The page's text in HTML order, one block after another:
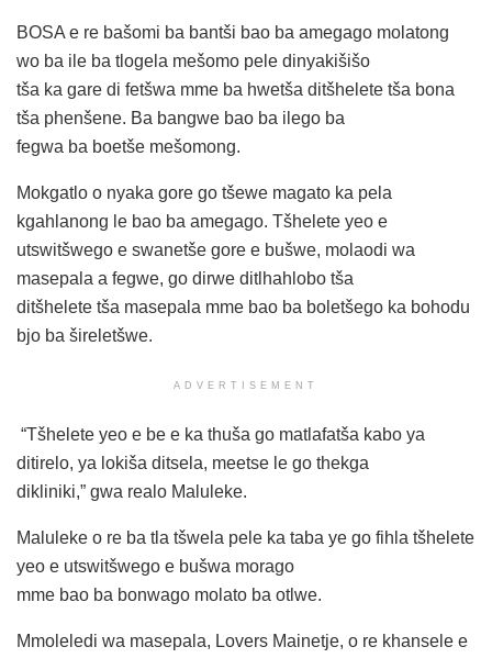
BOSA e re bašomi ba bantši bao ba amegago molatong
wo ba ile ba tlogela mešomo pele dinyakišišo
tša ka gare di fetšwa mme ba hwetša ditšhelete tša bona
tša phenšene. Ba bangwe bao ba ilego ba
fegwa ba boetše mešomong.
Mokgatlo o nyaka gore go tšewe magato ka pela
kgahlanong le bao ba amegago. Tšhelete yeo e
utswitšwego e swanetše gore e bušwe, molaodi wa
masepala a fegwe, go dirwe ditlhahlobo tša
ditšhelete tša masepala mme bao ba boletšego ka bohodu
bjo ba šireletšwe.
ADVERTISEMENT
“Tšhelete yeo e be e ka thuša go matlafatša kabo ya
ditirelo, ya lokiša ditsela, meetse le go thekga
dikliniki,” gwa realo Maluleke.
Maluleke o re ba tla tšwela pele ka taba ye go fihla tšhelete
yeo e utswitšwego e bušwa morago
mme bao ba bonwago molato ba otlwe.
Mmoleledi wa masepala, Lovers Mainetje, o re khansele e